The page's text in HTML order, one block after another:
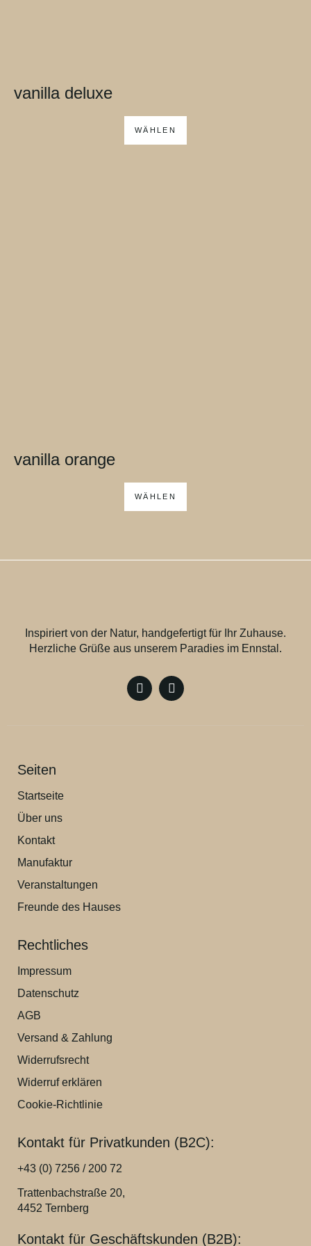
vanilla deluxe
WÄHLEN
vanilla orange
WÄHLEN
Inspiriert von der Natur, handgefertigt für Ihr Zuhause.
Herzliche Grüße aus unserem Paradies im Ennstal.
Seiten
Startseite
Über uns
Kontakt
Manufaktur
Veranstaltungen
Freunde des Hauses
Rechtliches
Impressum
Datenschutz
AGB
Versand & Zahlung
Widerrufsrecht
Widerruf erklären
Cookie-Richtlinie
Kontakt für Privatkunden (B2C):
+43 (0) 7256 / 200 72
Trattenbachstraße 20,
4452 Ternberg
Kontakt für Geschäftskunden (B2B):